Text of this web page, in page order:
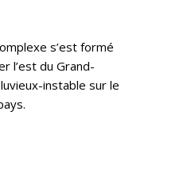
s’est formé
l’est du Grand-
instable sur le